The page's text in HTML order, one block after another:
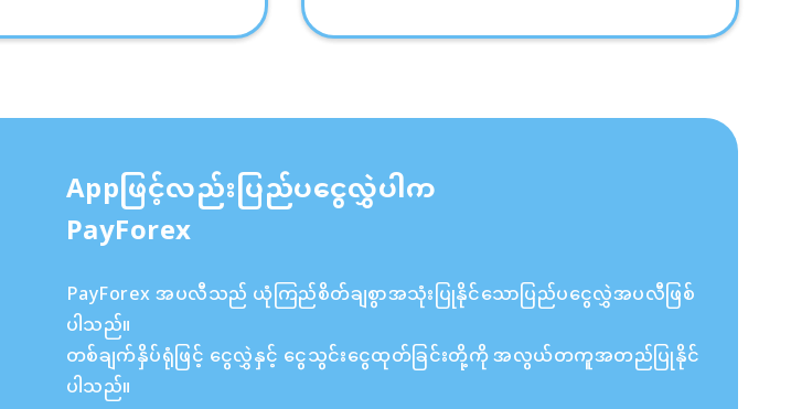
Appဖြင့်လည်းပြည်ပငွေလွှဲပါက
PayForex
PayForex အပလီသည် ယုံကြည်စိတ်ချစွာအသုံးပြုနိုင်သောပြည်ပငွေလွှဲအပလီဖြစ်
ပါသည်။
တစ်ချက်နှိပ်ရုံဖြင့် ငွေလွှဲနှင့် ငွေသွင်းငွေထုတ်ခြင်းတို့ကို အလွယ်တကူအတည်ပြုနိုင်
ပါသည်။